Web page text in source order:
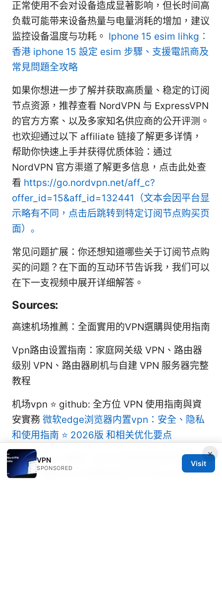
正常使用不会对设备造成显著影响，但长时间高
负载可能带来设备热量与电量消耗的增加，建议
监控设备温度与功耗。 Iphone 15 esim lihkg：
香港 iphone 15 設定 esim 步驟、支援電訊商及
常見問題全攻略
如果你想进一步了解并获取高质量、稳定的订阅
节点资源，推荐查看 NordVPN 与 ExpressVPN
的官方方案、以及多家知名供应商的公开评测。
也欢迎通过以下 affiliate 链接了解更多详情，
帮助你快速上手并获得优质体验：通过
NordVPN 官方渠道了解更多信息，点击此处查
看 https://go.nordvpn.net/aff_c?
offer_id=15&aff_id=132441（文本会因平台显
示略有不同，点击后跳转到特定订阅节点购买页
面）。
常见问题扩展：你还想知道哪些关于订阅节点购
买的问题？在下面的互动环节告诉我，我们可以
在下一支视频中展开详细解答。
Sources:
高速机场推薦：全面實用的VPN選購與使用指南
Vpn路由设置指南：家庭网关级 VPN、路由器
级别 VPN、路由器刷机与自建 VPN 服务器完整
教程
机场vpn ⭐ github: 全方位 VPN 使用指南與資
安實務 微软edge浏览器内置vpn：安全、隐私
和使用指南 ⭐ 2026版 和相关优化要点
Kkday esim 教學：新手也能輕鬆搞懂的歐洲、
日本、泰國 esim 購買與設定全攻略 2026 最新
×
VPN
SPONSORED
Visit